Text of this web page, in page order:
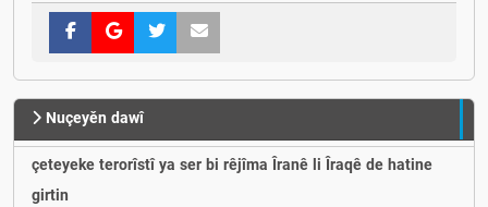
Nuçeyěn dawî
çeteyeke terorîstî ya ser bi rêjîma Îranê li Îraqê de hatine
girtin